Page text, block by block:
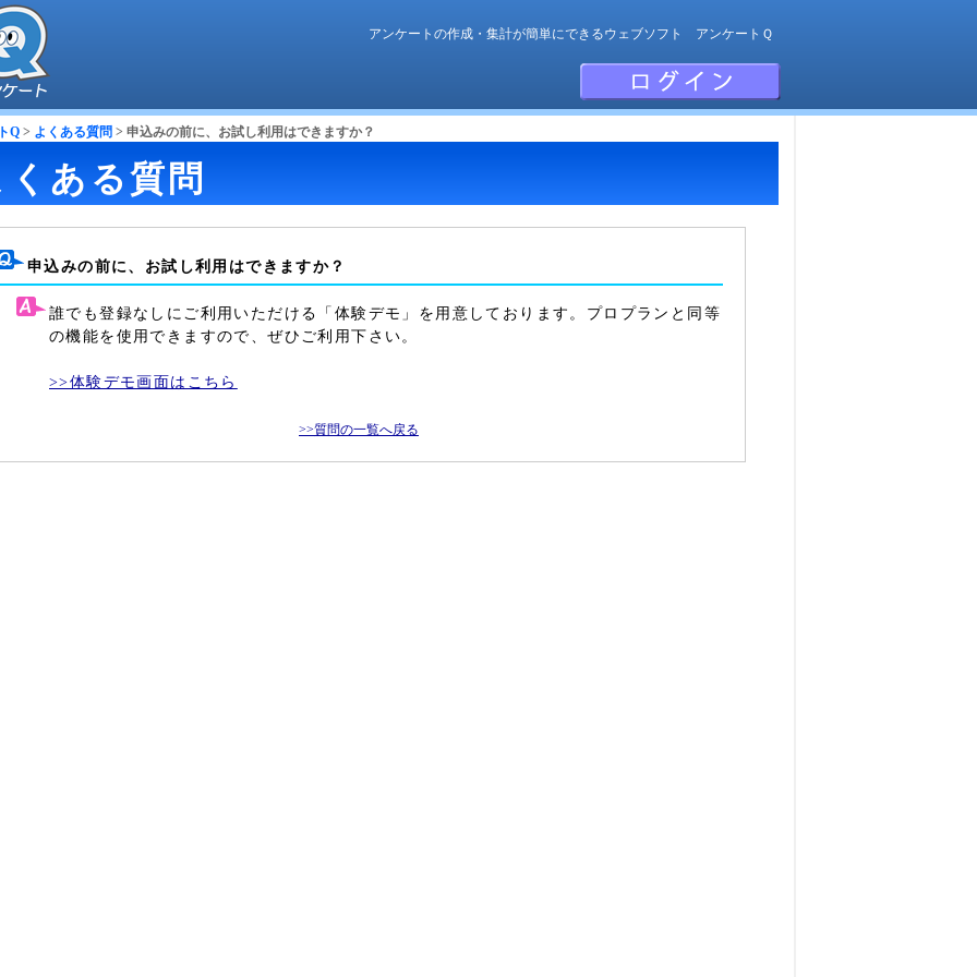
アンケートの作成・集計が簡単にできるウェブソフト アンケートＱ
Q > よくある質問 > 申込みの前に、お試し利用はできますか？
くある質問
申込みの前に、お試し利用はできますか？
誰でも登録なしにご利用いただける「体験デモ」を用意しております。プロプランと同等
の機能を使用できますので、ぜひご利用下さい。
>>体験デモ画面はこちら
>>質問の一覧へ戻る